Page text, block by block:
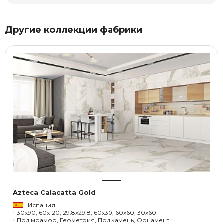
Другие коллекции фабрики
Azteca Calacatta Gold
Испания
30x90, 60x120, 29.8x29.8, 60x30, 60x60, 30x60
Под мрамор, Геометрия, Под камень, Орнамент